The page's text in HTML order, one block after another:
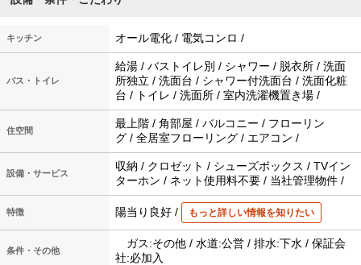
キッチン オール電化 / 電気コンロ /
バス・トイレ
給湯 / バストイレ別 / シャワー / 脱衣所 / 洗面
所独立 / 洗面台 / シャワー付洗面台 / 洗面化粧
台 / トイレ / 洗面所 / 室内洗濯機置き場 /
住空間
最上階 / 角部屋 / バルコニー / フローリン
グ / 全居室フローリング / エアコン /
設備・サービス
収納 / クロゼット / シューズボックス / TVイン
ターホン / ネット使用料不要 / 当社管理物件 /
特徴 陽当り良好 / もっと詳しい情報を知りたい
条件・その他
ガス:その他 / 水道:公営 / 排水:下水 / 保証会
社:必加入